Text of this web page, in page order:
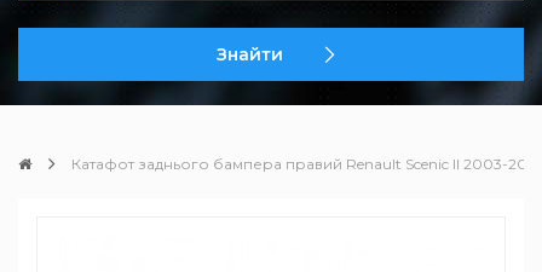
Знайти
Катафот заднього бампера правий Renault Scenic II 2003-